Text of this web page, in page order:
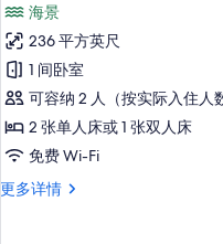
息
高
级
双
人
房
双
海景
236 平方英尺
1 间卧室
可容纳 2 人（按实际入住人
2 张单人床或 1 张双人床
免费 Wi-Fi
更多详情
高